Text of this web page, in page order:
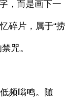
，而是画下一
碎片，属于“捞
咒。
频嗡鸣。随